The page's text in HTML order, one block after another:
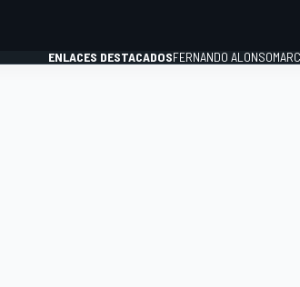
ENLACES DESTACADOSFERNANDO ALONSO